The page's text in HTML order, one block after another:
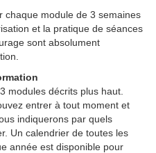
chaque module de 3 semaines
et la pratique de séances
sont absolument
modules décrits plus haut.
entrer à tout moment et
indiquerons par quels
Un calendrier de toutes les
année est disponible pour